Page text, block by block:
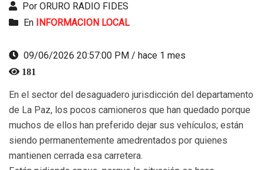
Por ORURO RADIO FIDES
En
INFORMACION LOCAL
09/06/2026 20:57:00 PM / hace 1 mes
181
En el sector del desaguadero jurisdicción del departamento
de La Paz, los pocos camioneros que han quedado porque
muchos de ellos han preferido dejar sus vehículos; están
siendo permanentemente amedrentados por quienes
mantienen cerrada esa carretera.